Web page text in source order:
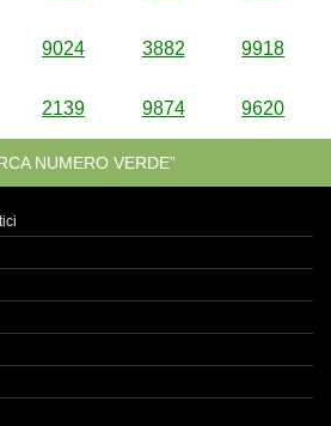
9024 3882 9918
2139 9874 9620
NUMERO VERDE”